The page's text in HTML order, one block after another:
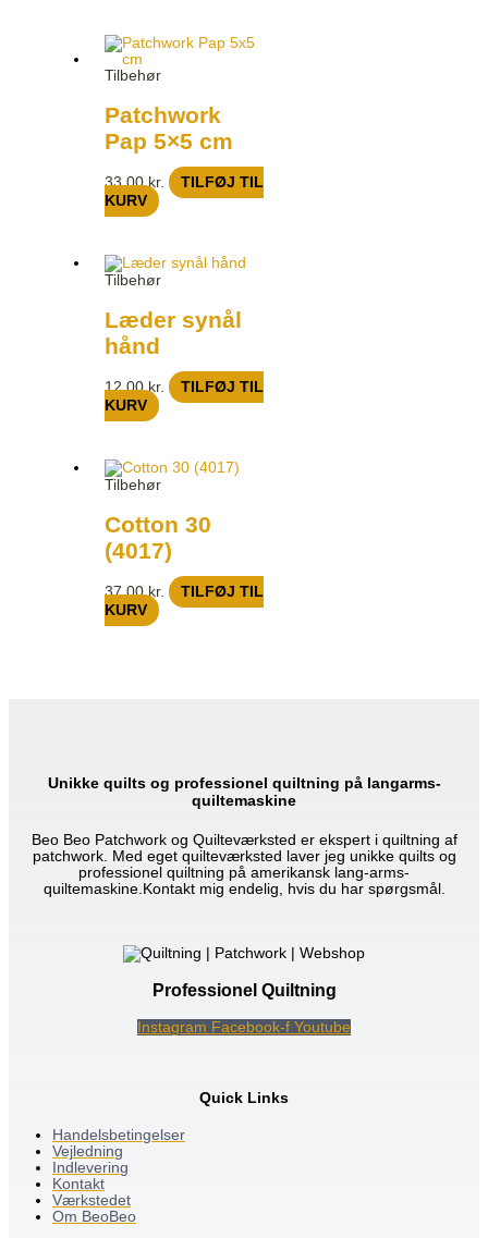
Tilbehør
Patchwork
Pap 5×5 cm
33,00kr.
TILFØJ TIL
KURV
Tilbehør
Læder synål
hånd
12,00kr.
TILFØJ TIL
KURV
Tilbehør
Cotton 30
(4017)
37,00kr.
TILFØJ TIL
KURV
Unikke quilts og professionel quiltning på langarms-
quiltemaskine
Beo Beo Patchwork og Quilteværksted er ekspert i quiltning af
patchwork. Med eget quilteværksted laver jeg unikke quilts og
professionel quiltning på amerikansk lang-arms-
quiltemaskine.Kontakt mig endelig, hvis du har spørgsmål.
Professionel Quiltning
Instagram Facebook-f Youtube
Quick Links
Handelsbetingelser
Vejledning
Indlevering
Kontakt
Værkstedet
Om BeoBeo